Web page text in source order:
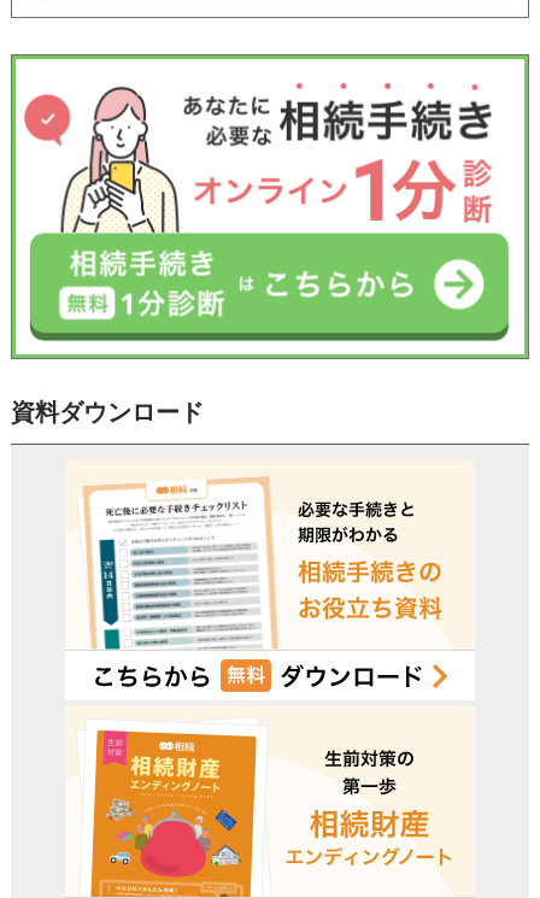
受付時間 平日9:00–19:00 / 土日祝9:00–18:00
資料ダウンロード